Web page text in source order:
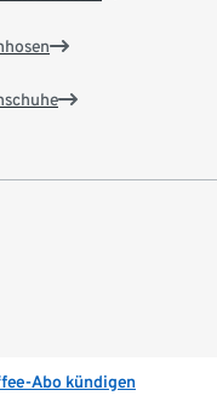
Abo kündigen